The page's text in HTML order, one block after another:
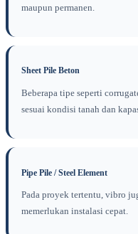
maupun permanen.
Sheet Pile Beton
Beberapa tipe seperti
sesuai kondisi tanah dan
Pipe Pile / Steel Element
Pada proyek tertentu, vibro
memerlukan instalasi cepat.